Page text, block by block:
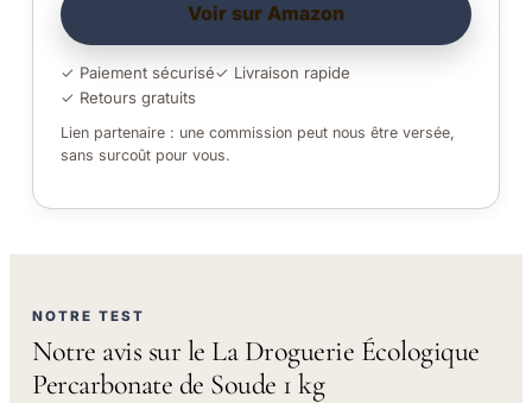
Voir sur Amazon
✓ Paiement sécurisé✓ Livraison rapide
✓ Retours gratuits
Lien partenaire : une commission peut nous être versée,
sans surcoût pour vous.
NOTRE TEST
Notre avis sur le La Droguerie Écologique
Percarbonate de Soude 1 kg